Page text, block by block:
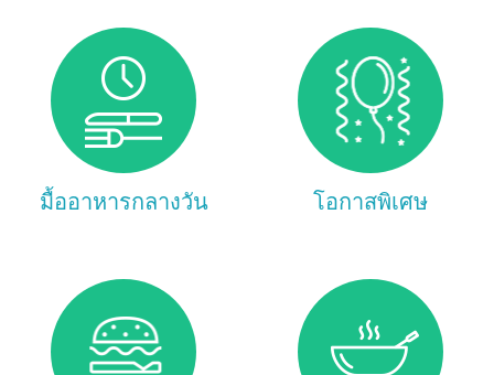
มื้ออาหารกลางวัน โอกาสพิเศษ